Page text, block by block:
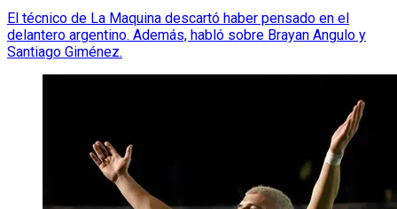
El técnico de La Maquina descartó haber pensado en el
delantero argentino. Además, habló sobre Brayan Angulo y
Santiago Giménez.